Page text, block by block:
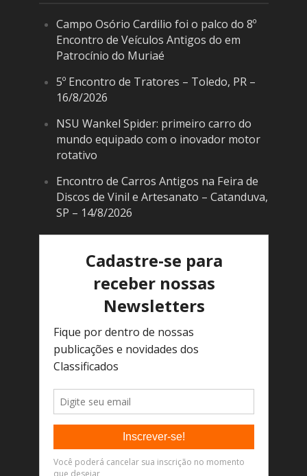
Campo Osório Cardilio foi o palco do 8º
Encontro de Veículos Antigos do em
Patrocínio do Muriaé
5º Encontro de Tratores – Toledo, PR –
16/8/2026
NSU Wankel Spider: primeiro carro do
mundo equipado com o inovador motor
rotativo
Encontro de Carros Antigos na Feira de
Discos de Vinil e Artesanato – Catanduva,
SP – 14/8/2026